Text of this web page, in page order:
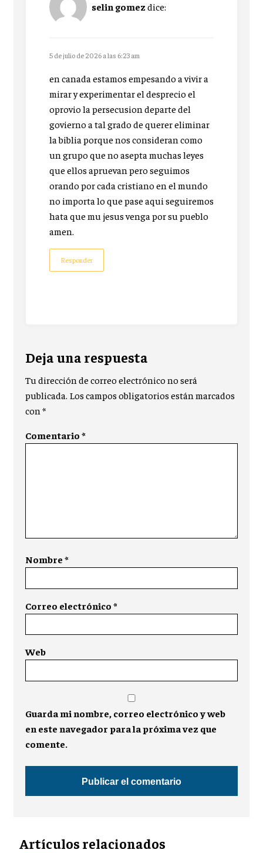
selin gomezdice:
5 de julio de 2026 a las 6:23 am
en canada estamos empesando a vivir a
mirar y experimentar el desprecio el
oprovio la persecusion departe del
govierno a tal grado de querer eliminar
la biblia porque nos consideran como
un grupo que no asepta muchas leyes
que ellos apruevan pero seguimos
orando por cada cristiano en el mundo
no importa lo que pase aqui seguiremos
hata que mu jesus venga por su pueblo
amen.
Responder
Deja una respuesta
Tu dirección de correo electrónico no será
publicada. Los campos obligatorios están marcados
con*
Comentario*
Nombre*
Correo electrónico*
Web
Guarda mi nombre, correo electrónico y web
en este navegador para la próxima vez que
comente.
Artículos relacionados